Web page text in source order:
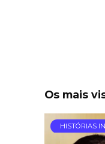
Os mais
HISTÓRIAS